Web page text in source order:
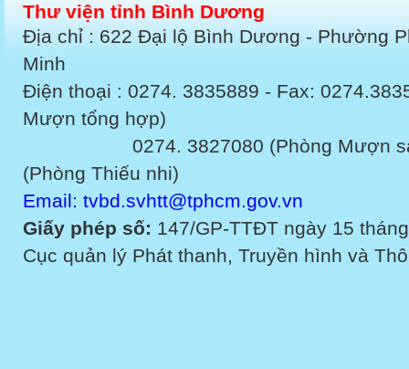
Thư viện tỉnh Bình Dương
Địa chỉ : 622 Đại lộ Bình Dương - Phường
Minh
Điện thoại : 0274. 3835889 - Fax:
Mượn tổng hợp)
0274. 3827080 (Phòng Mượn sách
(Phòng Thiếu nhi)
Email: tvbd.svhtt@tphcm.gov.vn
Giấy phép số: 147/GP-TTĐT ngày 15
Cục quản lý Phát thanh, Truyền hình và